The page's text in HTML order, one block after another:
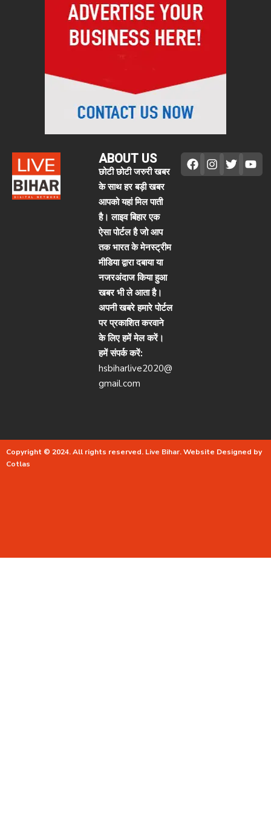
ABOUT US
छोटी छोटी जरुरी खबर
के साथ हर बड़ी खबर
आपको यहां मिल पाती
है। लाइव बिहार एक
ऐसा पोर्टल है जो आप
तक भारत के मेनस्ट्रीम
मीडिया द्वारा दबाया या
नजरअंदाज किया हुआ
खबर भी ले आता है।
अपनी खबरे हमारे पोर्टल
पर प्रकाशित करवाने
के लिए हमें मेल करें।
हमें संपर्क करें:
hsbiharlive2020@
gmail.com
Copyright © 2024. All rights reserved. Live Bihar.Website Designed by
Cotlas